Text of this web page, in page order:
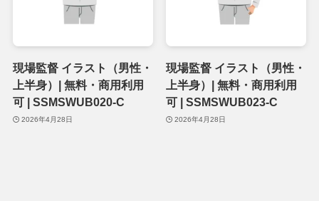
現場監督 イラスト（男性・
上半身）| 無料・商用利用
可 | SSMSWUB020-C
2026年4月28日
現場監督 イラスト（男性・
上半身）| 無料・商用利用
可 | SSMSWUB023-C
2026年4月28日